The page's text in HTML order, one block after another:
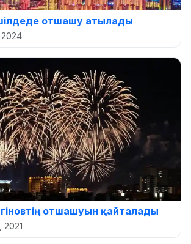
отшашу атылады
2024
отшашуын қайталады
2021